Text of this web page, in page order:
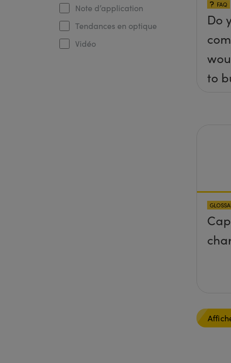
Note d’application
Tendances en optique
Vidéo
FAQ
Do
to